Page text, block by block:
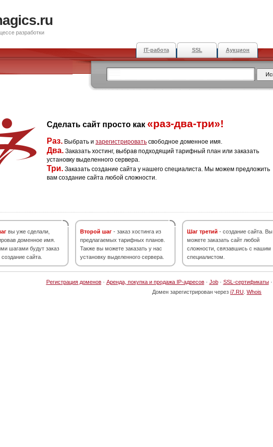
разработки
IT-работа SSL Аукцион
Сделать сайт просто как «раз-два-три»!
Раз. Выбрать и зарегистрировать свободное доменное имя.
Два. Заказать хостинг, выбрав подходящий тарифный план или заказать
установку выделенного сервера.
Три. Заказать создание сайта у нашего специалиста. Мы можем предложить
вам создание сайта любой сложности.
вы уже сделали,
доменное имя.
шагами будут заказ
сайта.
Второй шаг - заказ хостинга из
предлагаемых тарифных планов.
Также вы можете заказать у нас
установку выделенного сервера.
Шаг третий - создание сайта. Вы
можете заказать сайт любой
сложности, связавшись с нашим
специалистом.
Регистрация доменов· Аренда, покупка и продажа IP-адресов· Job· SSL-сертификаты·
Домен зарегистрирован через i7.RU Whois